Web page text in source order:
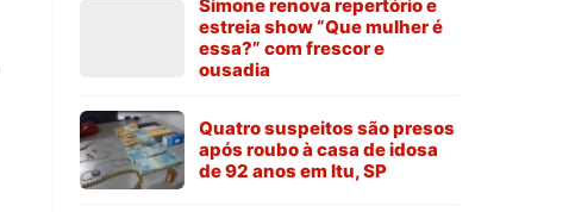
Simone renova repertório e
estreia show “Que mulher é
essa?” com frescor e
ousadia
Quatro suspeitos são presos
após roubo à casa de idosa
de 92 anos em Itu, SP